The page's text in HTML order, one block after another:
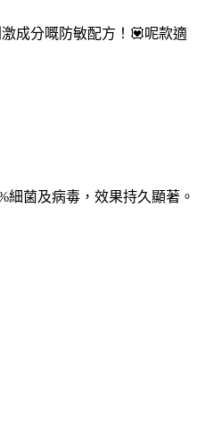
成分嘅防敏配方！💟呢款適
細菌及病毒，效果持久顯著。